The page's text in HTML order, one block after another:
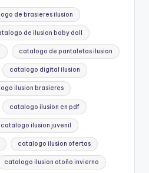
de brasieres ilusion
de ilusion baby doll
catalogo de pantaletas ilusion
catalogo digital ilusion
ilusion brasieres
catalogo ilusion en pdf
catalogo ilusion juvenil
catalogo ilusion ofertas
catalogo ilusion otoño invierno